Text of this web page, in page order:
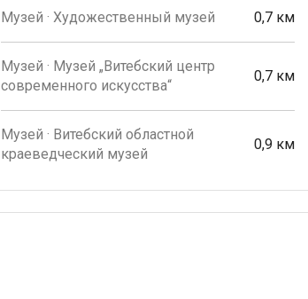
Музей · Художественный музей 0,7 км
Музей · Музей „Витебский центр
современного искусства“
0,7 км
Музей · Витебский областной
краеведческий музей
0,9 км